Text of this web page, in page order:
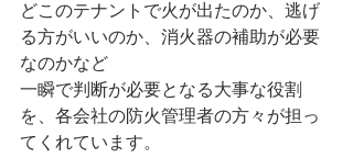
どこのテナントで火が出たのか、逃げ
る方がいいのか、消火器の補助が必要
なのかなど
一瞬で判断が必要となる大事な役割
を、各会社の防火管理者の方々が担っ
てくれています。